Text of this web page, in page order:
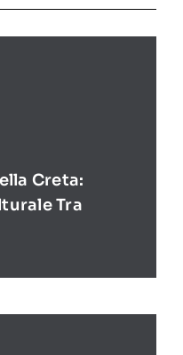
Creta:
Tra